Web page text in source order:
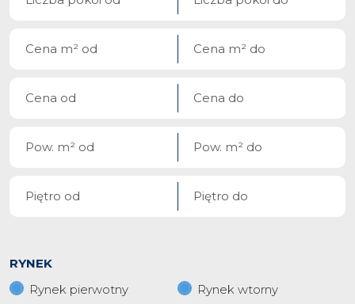
RYNEK
Rynek pierwotny
Rynek wtorny